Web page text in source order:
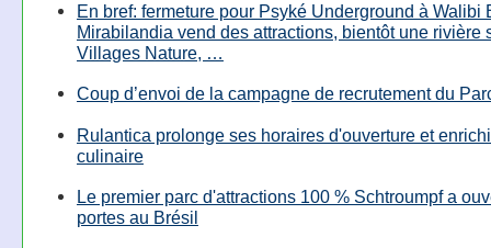
En bref: fermeture pour Psyké Underground à Walibi
Mirabilandia vend des attractions, bientôt une rivière
Villages Nature, …
Coup d’envoi de la campagne de recrutement du
Rulantica prolonge ses horaires d'ouverture et
culinaire
Le premier parc d'attractions 100 % Schtroumpf a
portes au Brésil